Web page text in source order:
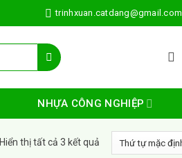
trinhxuan.catdang@gmail.com
NHỰA CÔNG NGHIỆP
Hiển thị tất cả 3 kết quả